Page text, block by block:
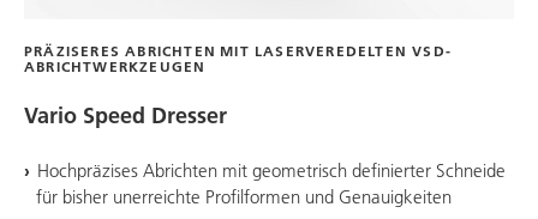
PRÄZISERES ABRICHTEN MIT LASERVEREDELTEN VSD-
ABRICHTWERKZEUGEN
Vario Speed Dresser
Hochpräzises Abrichten mit geometrisch definierter Schneide
für bisher unerreichte Profilformen und Genauigkeiten